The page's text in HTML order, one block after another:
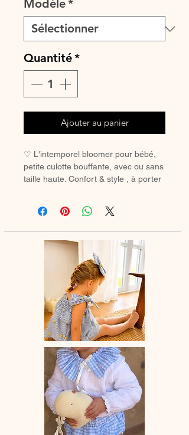
Modèle*
Quantité*
Ajouter au panier
♡ L'intemporel bloomer pour bébé,
petite culotte bouffante, avec ou sans
taille haute. Confort & style , à porter
♡ Petit Bloomer entièrement réalisé à
♡ Le délai de fabrication est de 7 à
28jours ouvrés selon les commandes
♡ Lavage à la main ou en machine
30° max, couleurs similaires, cycle
délicat. Ne pas utilser de sèche-linge.